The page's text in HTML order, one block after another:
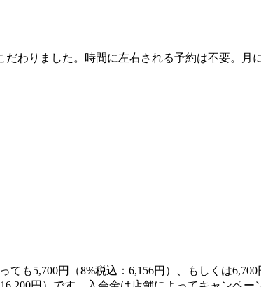
わりました。時間に左右される予約は不要。
も5,700円（8%税込：6,156円）、もしくは